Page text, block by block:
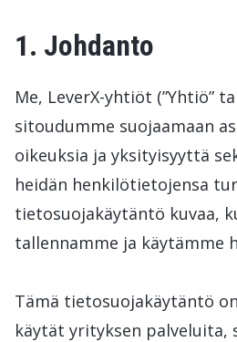
1. Johdanto
Me, LeverX-yhtiöt (”Yhtiö” tai
sitoudumme suojaamaan
oikeuksia ja yksityisyyttä
heidän henkilötietojensa
tietosuojakäytäntö kuvaa,
tallennamme ja käytämme
Tämä tietosuojakäytäntö
käytät yrityksen palveluita,